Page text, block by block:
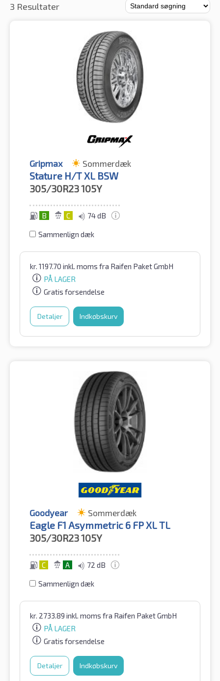
3 Resultater
Gripmax Sommerdæk
Stature H/T XL BSW
305/30R23105Y
B C 74 dB
Sammenlign dæk
kr. 1197.70 inkl. moms fra Raifen Paket GmbH
PÅ LAGER
Gratis forsendelse
Detaljer Indkøbskurv
Goodyear Sommerdæk
Eagle F1 Asymmetric 6 FP XL TL
305/30R23105Y
C A 72 dB
Sammenlign dæk
kr. 2733.89 inkl. moms fra Raifen Paket GmbH
PÅ LAGER
Gratis forsendelse
Detaljer Indkøbskurv